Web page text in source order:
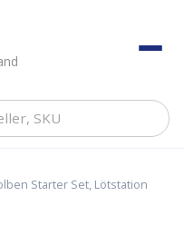
Starter Set, Lötstation